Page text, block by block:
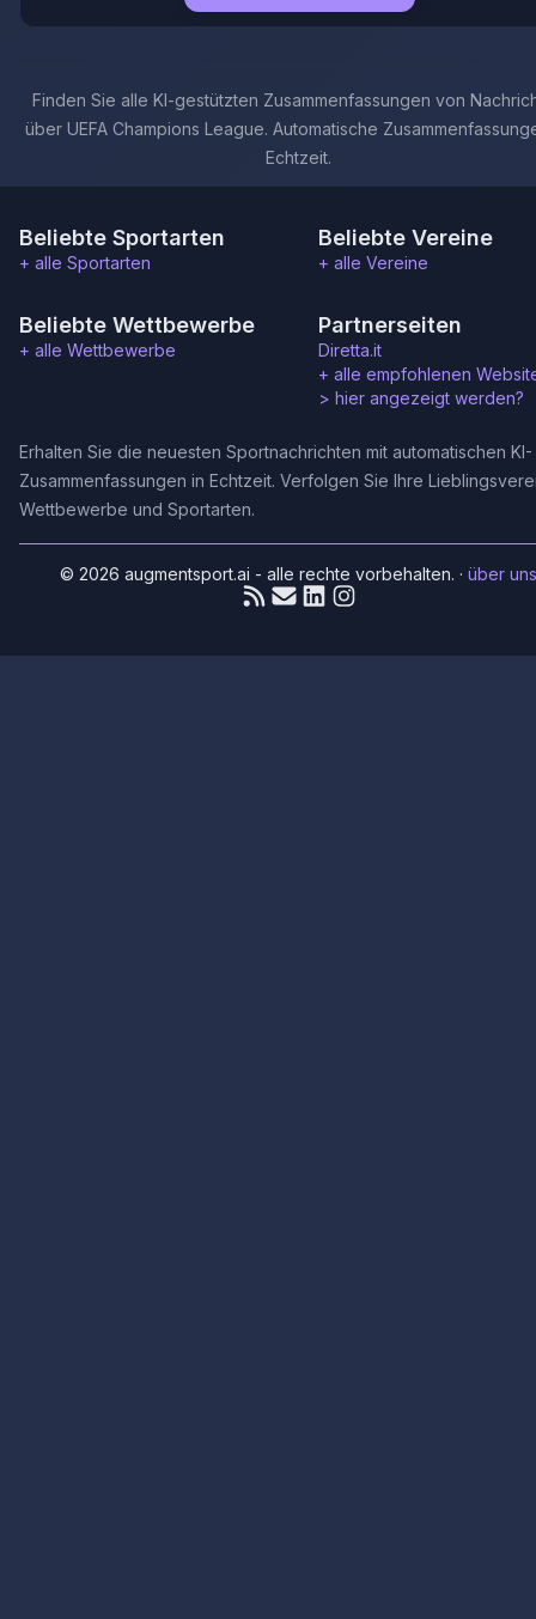
Finden Sie alle KI-gestützten Zusammenfassungen von
über UEFA Champions League. Automatische
Echtzeit.
Beliebte Sportarten
+ alle Sportarten
Beliebte Vereine
+ alle Vereine
Beliebte Wettbewerbe
+ alle Wettbewerbe
Partnerseiten
Diretta.it
+ alle empfohlenen
> hier angezeigt werden?
Erhalten Sie die neuesten Sportnachrichten mit automatischen KI-
Zusammenfassungen in Echtzeit. Verfolgen Sie Ihre
Wettbewerbe und Sportarten.
© 2026 augmentsport.ai - alle rechte vorbehalten. ·über